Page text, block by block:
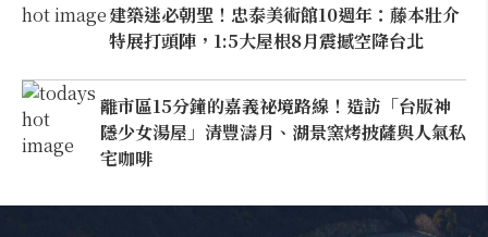
建築迷必朝聖！忠泰美術館10週年：藤本壯介
特展打頭陣，1:5大屋根8月震撼空降台北
離市區15分鐘的嘉義祕境路線！造訪「台版神
隱少女湯屋」清豐濤月、湖景窯烤披薩與人氣私
宅咖啡